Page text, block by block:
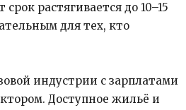
растягивается до 10–15
для тех, кто
индустрии с зарплатами
Доступное жильё и